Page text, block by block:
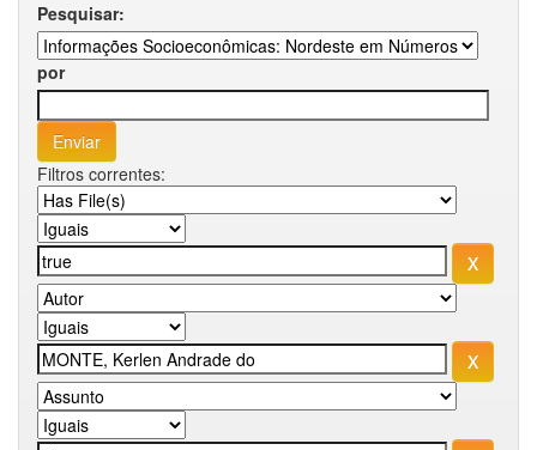
Pesquisar:
por
Filtros correntes: